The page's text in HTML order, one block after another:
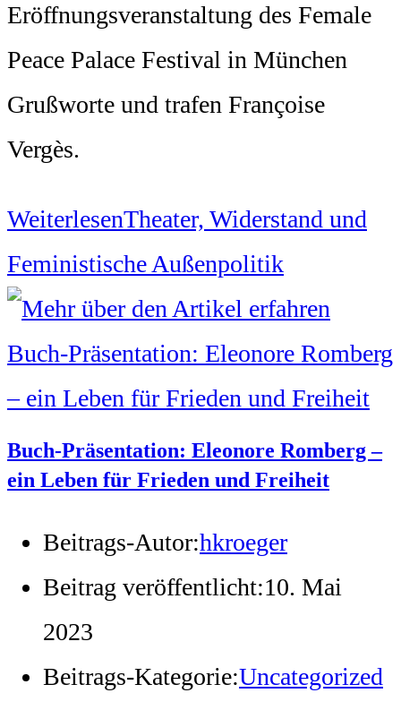
Eröffnungsveranstaltung des Female
Peace Palace Festival in München
Grußworte und trafen Françoise
Vergès.
WeiterlesenTheater, Widerstand und
Feministische Außenpolitik
Buch-Präsentation: Eleonore Romberg –
ein Leben für Frieden und Freiheit
Beitrags-Autor:hkroeger
Beitrag veröffentlicht:10. Mai
2023
Beitrags-Kategorie:Uncategorized